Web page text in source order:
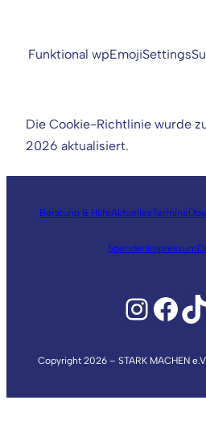
Funktional
Die Cookie-Richtlinie wurde
2026 aktualisiert.
Beratung & HilfeAktuellesTermine
SpendenImpressum
Copyright 2026 – STARK MACHEN